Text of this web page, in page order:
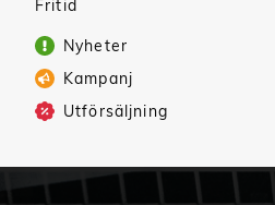
Fritid
Nyheter
Kampanj
Utförsäljning